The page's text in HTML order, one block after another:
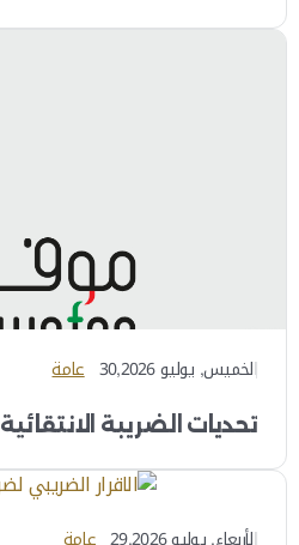
الخميس, يوليو 30,2026 عامة
تحديات الضريبة الانتقائية